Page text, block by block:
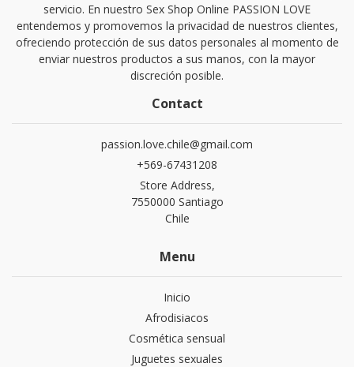
servicio. En nuestro Sex Shop Online PASSION LOVE
entendemos y promovemos la privacidad de nuestros clientes,
ofreciendo protección de sus datos personales al momento de
enviar nuestros productos a sus manos, con la mayor
discreción posible.
Contact
passion.love.chile@gmail.com
+569-67431208
Store Address,
7550000 Santiago
Chile
Menu
Inicio
Afrodisiacos
Cosmética sensual
Juguetes sexuales